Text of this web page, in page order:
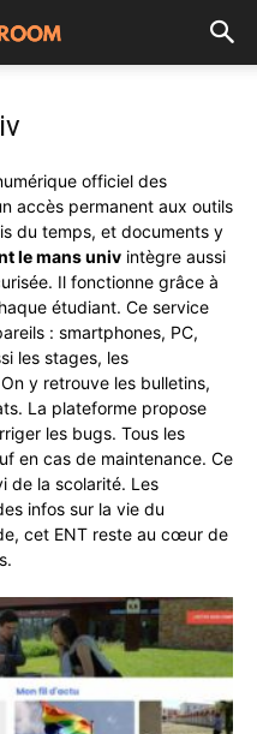
officiel des
accès permanent aux outils
du temps, et documents y
le mans univ intègre aussi
Il fonctionne grâce à
étudiant. Ce service
: smartphones, PC,
les stages, les
y retrouve les bulletins,
La plateforme propose
les bugs. Tous les
en cas de maintenance. Ce
de la scolarité. Les
infos sur la vie du
cet ENT reste au cœur de